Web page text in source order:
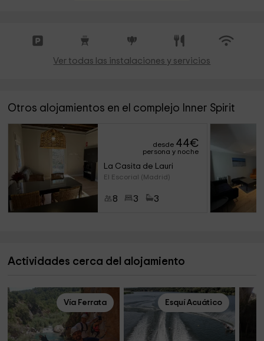
Ver todas las instalaciones y servicios
Otros alojamientos en el complejo Inner Spirit
desde 44€
persona y noche
La Casita de Lauri
El Escorial (Madrid)
8 3 3
Actividades cerca del alojamiento
Vía Ferrata Esquí Acuático